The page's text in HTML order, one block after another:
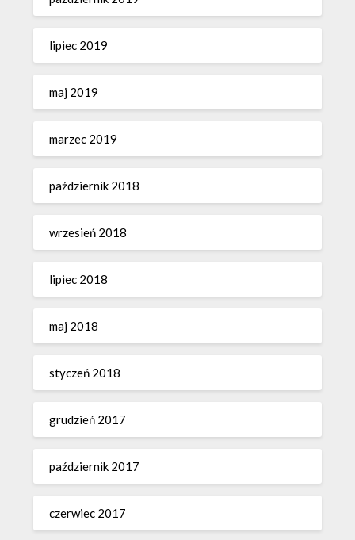
lipiec 2019
maj 2019
marzec 2019
październik 2018
wrzesień 2018
lipiec 2018
maj 2018
styczeń 2018
grudzień 2017
październik 2017
czerwiec 2017